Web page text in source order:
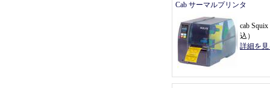
Cab サーマルプリンタ
cab
込 ）
詳細を